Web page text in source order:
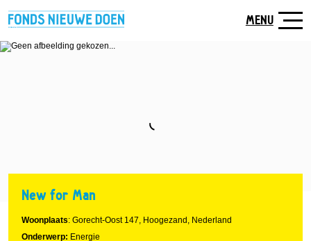
hoofdinhoud
MENU
New for Man
Woonplaats: Gorecht-Oost 147, Hoogezand, Nederland
Onderwerp: Energie